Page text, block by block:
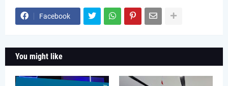
Facebook
You might like